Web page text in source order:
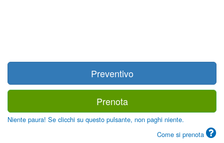
Preventivo
Prenota
Niente paura! Se clicchi su questo pulsante, non paghi niente.
Come si prenota